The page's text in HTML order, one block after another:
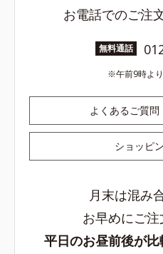
お電話でのご注
無料通話
午前9時よ
よくあるご質
ショッピ
月末は混み
お早めにご注
平日のお昼前後が